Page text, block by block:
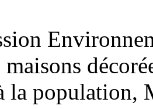
la population,